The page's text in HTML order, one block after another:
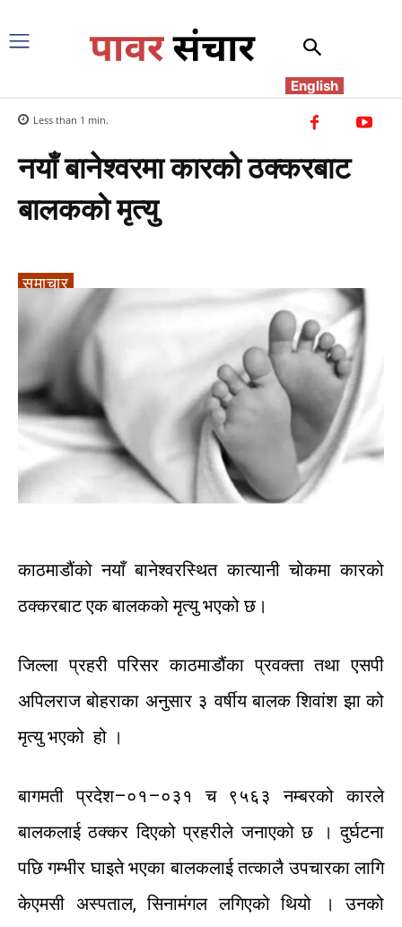
English
Less than 1 min.
नयाँ बानेश्वरमा कारको ठक्करबाट
बालकको मृत्यु
समाचार
काठमाडौंको नयाँ बानेश्वरस्थित कात्यानी चोकमा कारको
ठक्करबाट एक बालकको मृत्यु भएको छ।
जिल्ला प्रहरी परिसर काठमाडौंका प्रवक्ता तथा एसपी
अपिलराज बोहराका अनुसार ३ वर्षीय बालक शिवांश झा को
मृत्यु भएको हो ।
बागमती प्रदेश–०१ –०३१ च ९५६३ नम्बरको कारले
बालकलाई ठक्कर दिएको प्रहरीले जनाएको छ । दुर्घटना
पछि गम्भीर घाइते भएकाबालकलाई तत्कालै उपचारका लागि
केएमसी अस्पताल,सिनामंगल लगिएको थियो ।
उनको